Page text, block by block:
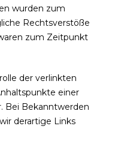
wurden zum
Rechtsverstöße
zum Zeitpunkt
der verlinkten
einer
Bei Bekanntwerden
derartige Links